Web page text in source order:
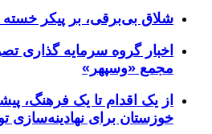
شلاق‌ بی‌برقی، بر پیکر خسته‌
مجمع «وسپهر»
از یک اقدام تا یک فرهنگ،
خوزستان برای نهادینه‌سازی